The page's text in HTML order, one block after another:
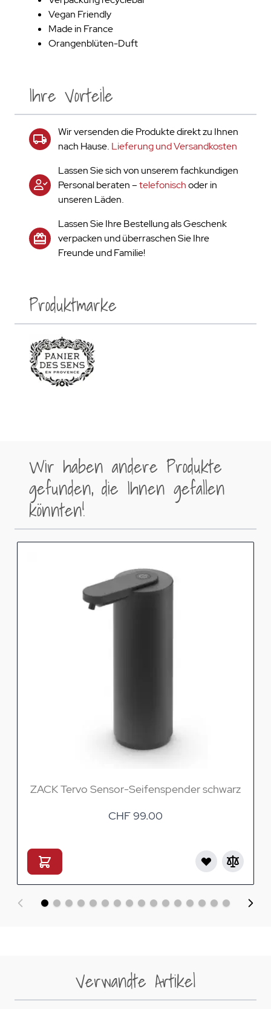
Ihre Vorteile
Wir versenden die Produkte direkt zu Ihnen
nach Hause. Lieferung und Versandkosten
Lassen Sie sich von unserem fachkundigen
Personal beraten –telefonischoder in
unseren Läden.
Lassen Sie Ihre Bestellung als Geschenk
verpacken und überraschen Sie Ihre
Freunde und Familie!
Vegan Friendly
Made in France
Orangenblüten-Duft
Produktmarke
Wir haben andere Produkte
gefunden, die Ihnen gefallen
könnten!
ZACK Tervo Sensor-Seifenspender schwarz
CHF 99.00
Verwandte Artikel